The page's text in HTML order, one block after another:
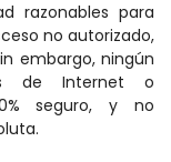
razonables para
no autorizado,
embargo, ningún
de Internet o
seguro, y no